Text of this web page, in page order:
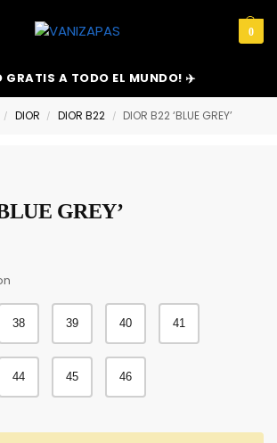
0
GRATIS A TODO EL MUNDO! ✈️
/ DIOR / DIOR B22 / DIOR B22 ‘BLUE GREY’
GREY’
38 39 40 41
44 45 46